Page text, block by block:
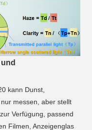
kann Dunst,
messen, aber stellt
Verfügung, passend
Filmen, Anzeigenglas